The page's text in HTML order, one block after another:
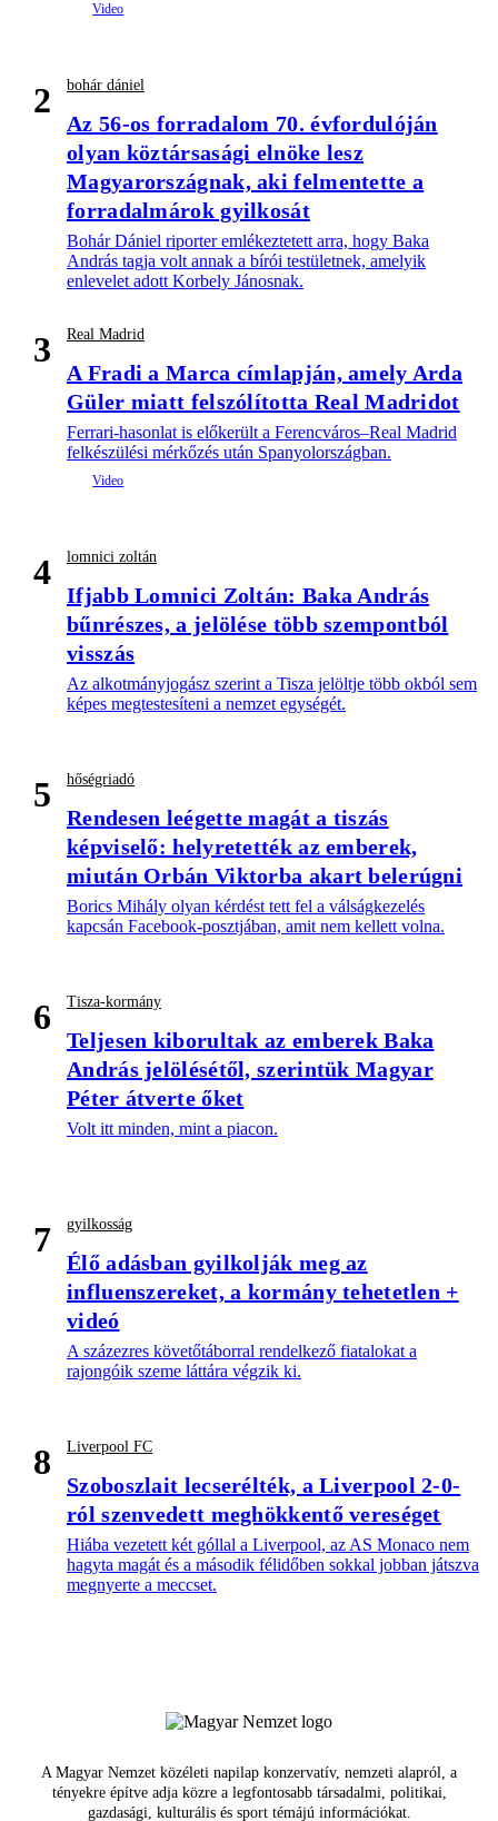
2 bohár dániel
Az 56-os forradalom 70. évfordulóján
olyan köztársasági elnöke lesz
Magyarországnak, aki felmentette a
forradalmárok gyilkosát
Bohár Dániel riporter emlékeztetett arra, hogy Baka
András tagja volt annak a bírói testületnek, amelyik
enlevelet adott Korbely Jánosnak.
3 Real Madrid
A Fradi a Marca címlapján, amely Arda
Güler miatt felszólította Real Madridot
Ferrari-hasonlat is előkerült a Ferencváros–Real Madrid
felkészülési mérkőzés után Spanyolországban.
4 lomnici zoltán
Ifjabb Lomnici Zoltán: Baka András
bűnrészes, a jelölése több szempontból
visszás
Az alkotmányjogász szerint a Tisza jelöltje több okból sem
képes megtestesíteni a nemzet egységét.
5 hőségriadó
Rendesen leégette magát a tiszás
képviselő: helyretették az emberek,
miután Orbán Viktorba akart belerúgni
Borics Mihály olyan kérdést tett fel a válságkezelés
kapcsán Facebook-posztjában, amit nem kellett volna.
6 Tisza-kormány
Teljesen kiborultak az emberek Baka
András jelölésétől, szerintük Magyar
Péter átverte őket
Volt itt minden, mint a piacon.
7 gyilkosság
Élő adásban gyilkolják meg az
influenszereket, a kormány tehetetlen +
videó
A százezres követőtáborral rendelkező fiatalokat a
rajongóik szeme láttára végzik ki.
8 Liverpool FC
Szoboszlait lecserélték, a Liverpool 2-0-
ról szenvedett meghökkentő vereséget
Hiába vezetett két góllal a Liverpool, az AS Monaco nem
hagyta magát és a második félidőben sokkal jobban játszva
megnyerte a meccset.
A Magyar Nemzet közéleti napilap konzervatív, nemzeti alapról, a
tényekre építve adja közre a legfontosabb társadalmi, politikai,
gazdasági, kulturális és sport témájú információkat.